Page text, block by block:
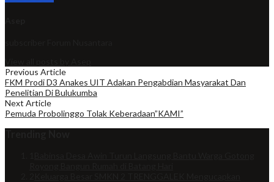
Previous Article
FKM Prodi D3 Anakes UIT Adakan Pengabdian Masyarakat Dan
Penelitian Di Bulukumba
Next Article
Pemuda Probolinggo Tolak Keberadaan”KAMI”